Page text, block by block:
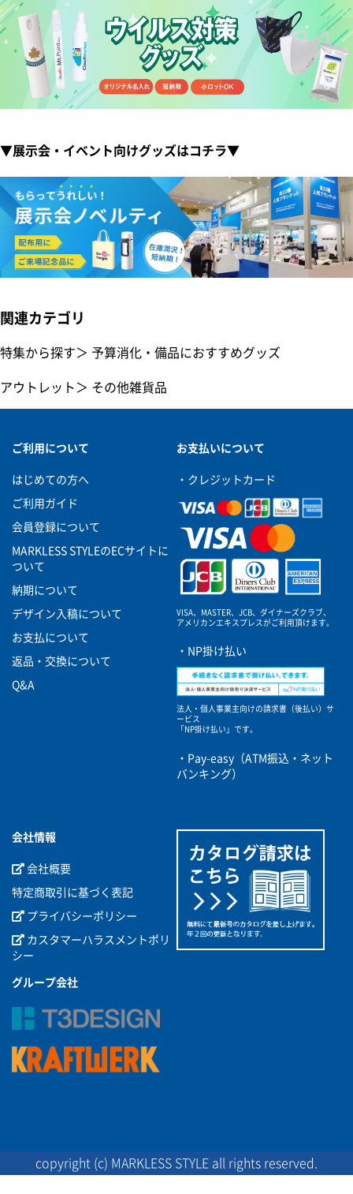
▼展示会・イベント向けグッズはコチラ▼
関連カテゴリ
特集から探す＞ 予算消化・備品におすすめグッズ
アウトレット ＞ その他雑貨品
ご利用について
はじめての方へ
ご利用ガイド
会員登録について
MARKLESS STYLEのECサイトに
ついて
納期について
デザイン入稿について
お支払について
返品・交換について
Q&A
お支払いについて
・クレジットカード
VISA、MASTER、JCB、ダイナーズクラブ、
アメリカンエキスプレスがご利用頂けます。
・NP掛け払い
法人・個人事業主向けの請求書（後払い）サ
ービス
「NP掛け払い」です。
・Pay-easy（ATM振込・ネット
バンキング）
会社情報
会社概要
特定商取引に基づく表記
プライバシーポリシー
カスタマーハラスメントポリ
シー
グループ会社
copyright (c) MARKLESS STYLE all rights reserved.